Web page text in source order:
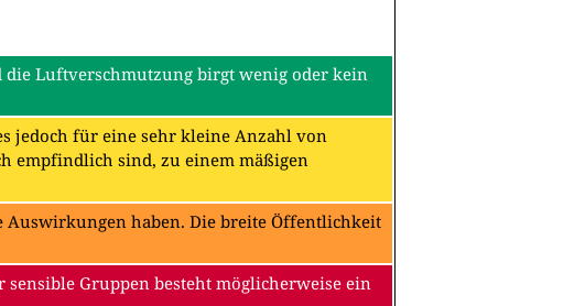
Luftverschmutzung birgt wenig oder kein
jedoch für eine sehr kleine Anzahl von
empfindlich sind, zu einem mäßigen
haben. Die breite Öffentlichkeit
Gruppen besteht möglicherweise ein